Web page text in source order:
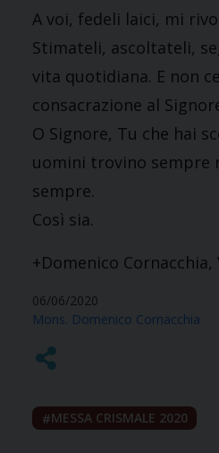
A voi, fedeli laici, mi
Stimateli, ascoltateli,
vita quotidiana. E non
consacrazione al
O Signore, Tu che hai
uomini trovino sempre
sempre.
Così sia.
+Domenico Cornacchia,
06/06/2020
Mons. Domenico Cornacchia
MESSA CRISMALE 2020